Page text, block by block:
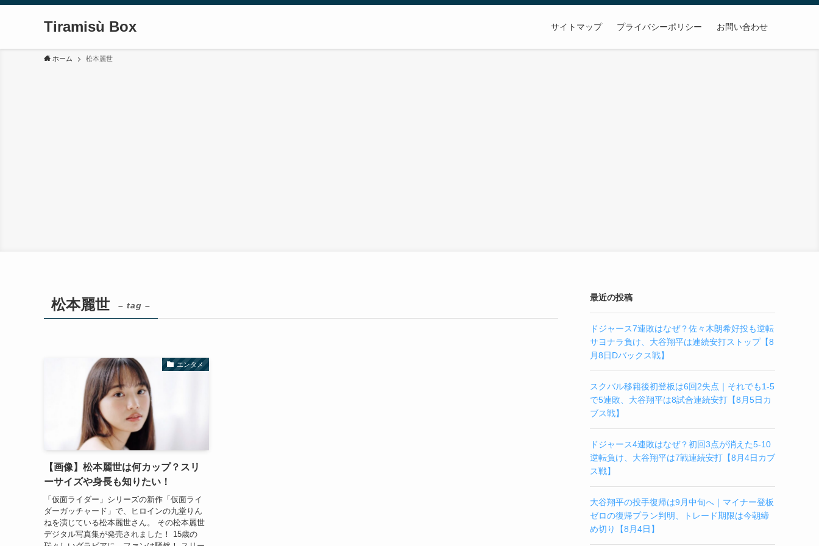
Tiramisù Box サイトマップ プライバシーポリシー お問い合わせ
ホーム 松本麗世
松本麗世 – tag –
エンタメ
【画像】松本麗世は何カップ？スリ
ーサイズや身長も知りたい！
「仮面ライダー」シリーズの新作「仮面ライ
ダーガッチャード」で、ヒロインの九堂りん
ねを演じている松本麗世さん。 その松本麗世
デジタル写真集が発売されました！ 15歳の
最近の投稿
ドジャース7連敗はなぜ？佐々木朗希好投も逆転
サヨナラ負け、大谷翔平は連続安打ストップ【8
月8日Dバックス戦】
スクバル移籍後初登板は6回2失点｜それでも1-5
で5連敗、大谷翔平は8試合連続安打【8月5日カ
ブス戦】
ドジャース4連敗はなぜ？初回3点が消えた5-10
逆転負け、大谷翔平は7戦連続安打【8月4日カブ
ス戦】
大谷翔平の投手復帰は9月中旬へ｜マイナー登板
ゼロの復帰プラン判明、トレード期限は今朝締
め切り【8月4日】